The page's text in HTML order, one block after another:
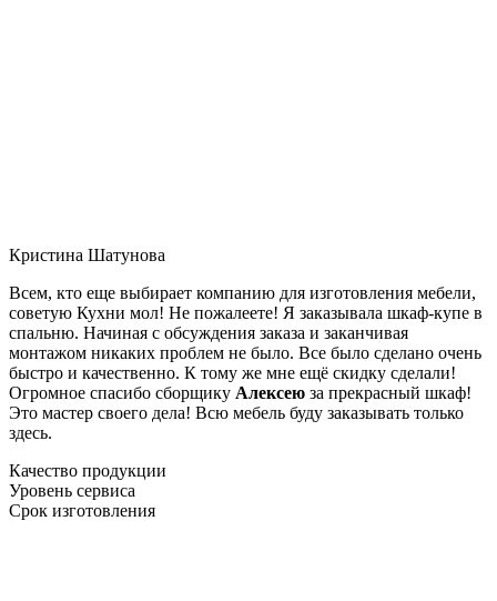
Кристина Шатунова
Всем, кто еще выбирает компанию для изготовления мебели,
советую Кухни мол! Не пожалеете! Я заказывала шкаф-купе в
спальню. Начиная с обсуждения заказа и заканчивая
монтажом никаких проблем не было. Все было сделано очень
быстро и качественно. К тому же мне ещё скидку сделали!
Огромное спасибо сборщику Алексею за прекрасный шкаф!
Это мастер своего дела! Всю мебель буду заказывать только
здесь.
Качество продукции
Уровень сервиса
Срок изготовления